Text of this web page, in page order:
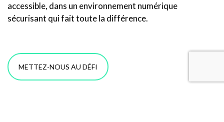
accessible, dans un environnement numérique
sécurisant qui fait toute la différence.
METTEZ-NOUS AU DÉFI